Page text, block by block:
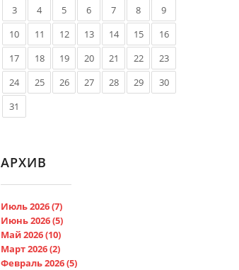
3
4 5 6 7 8
9
10
11 12 13 14 15
16
17
18 19 20 21 22
23
24
25 26 27 28 29
30
31
АРХИВ
Июль 2026 (7)
Июнь 2026 (5)
Май 2026 (10)
Март 2026 (2)
Февраль 2026 (5)